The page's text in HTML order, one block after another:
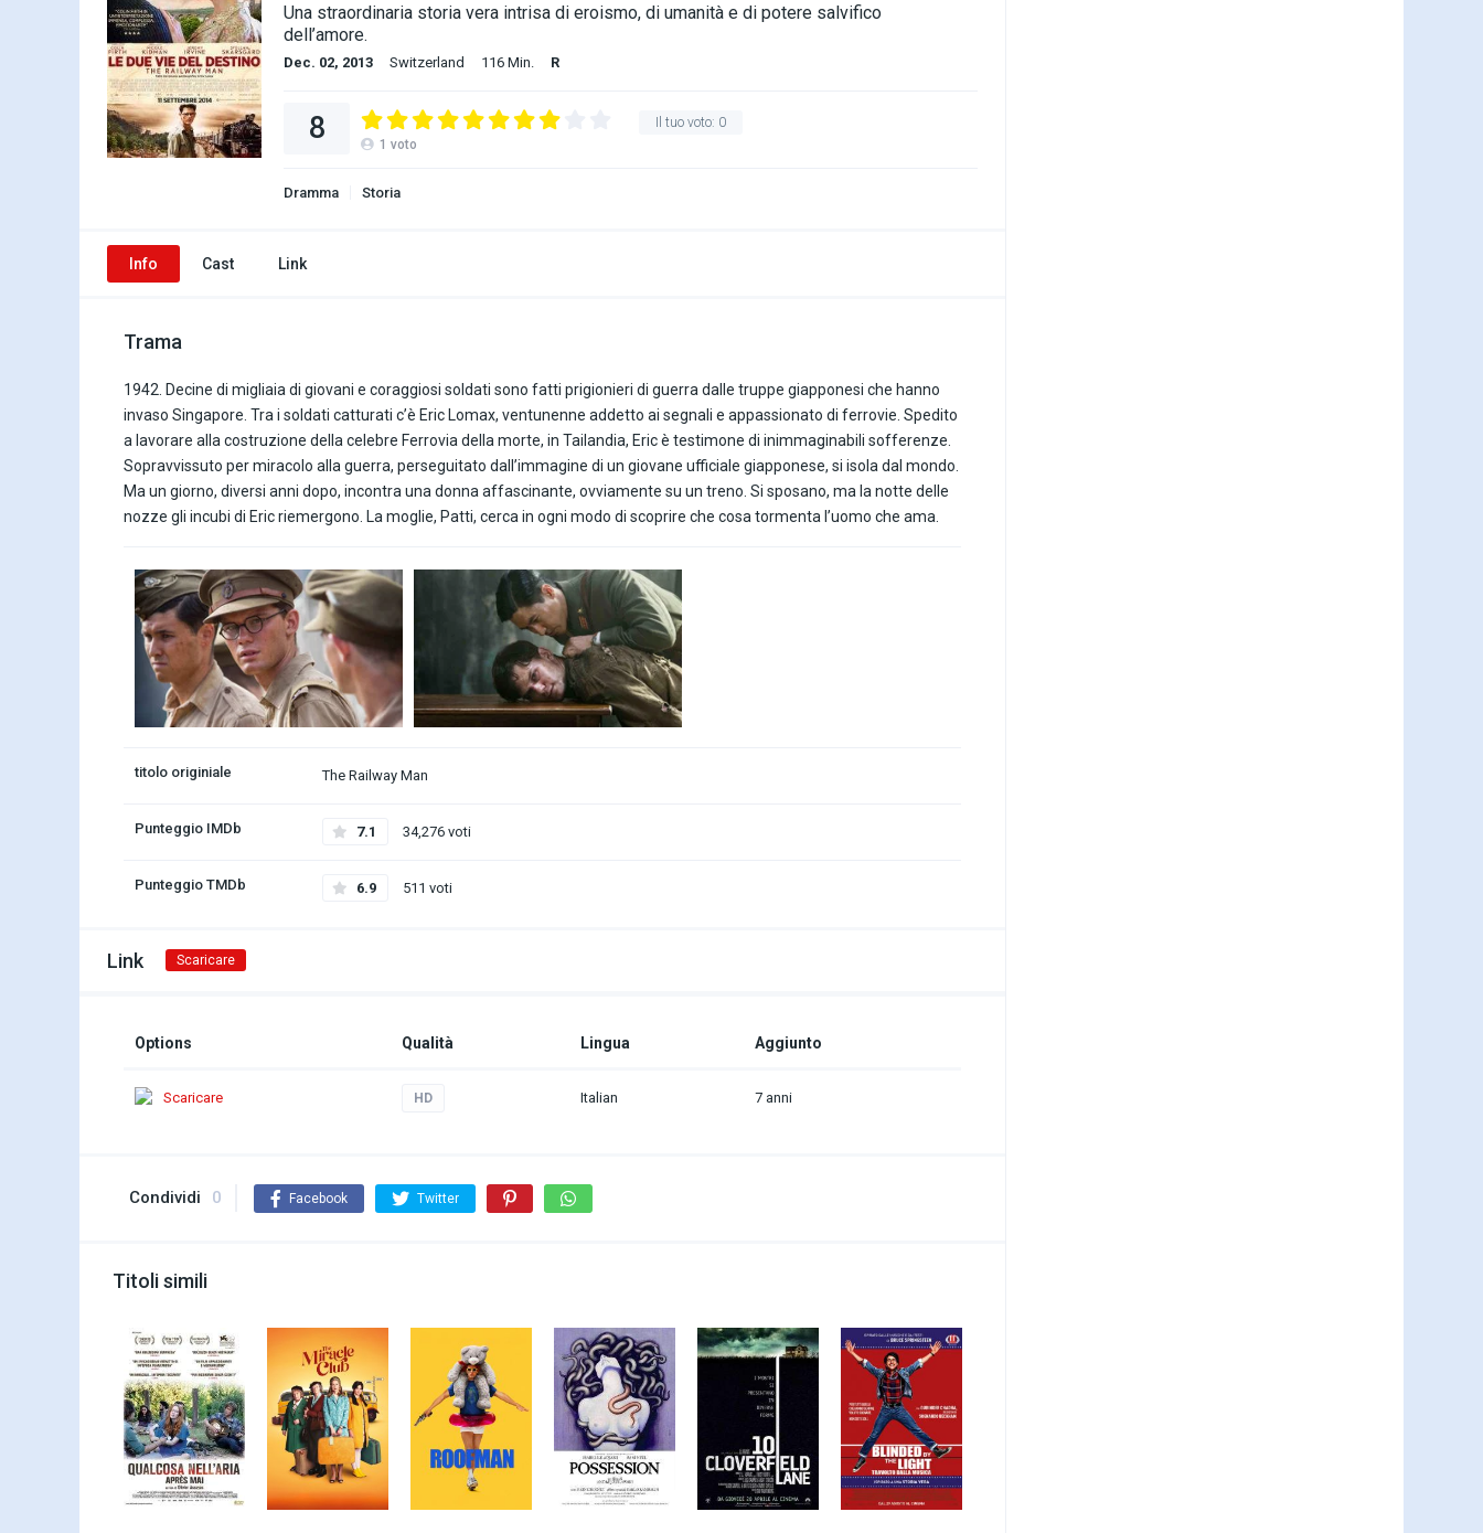
Una straordinaria storia vera intrisa di eroismo, di umanità e di potere salvifico
dell’amore.
Dec. 02, 2013 Switzerland 116 Min. R
Il tuo voto: 0
8 1 voto
Dramma Storia
Info Cast Link
Trama
1942. Decine di migliaia di giovani e coraggiosi soldati sono fatti prigionieri di guerra dalle truppe giapponesi che hanno
invaso Singapore. Tra i soldati catturati c’è Eric Lomax, ventunenne addetto ai segnali e appassionato di ferrovie. Spedito
a lavorare alla costruzione della celebre Ferrovia della morte, in Tailandia, Eric è testimone di inimmaginabili sofferenze.
Sopravvissuto per miracolo alla guerra, perseguitato dall’immagine di un giovane ufficiale giapponese, si isola dal mondo.
Ma un giorno, diversi anni dopo, incontra una donna affascinante, ovviamente su un treno. Si sposano, ma la notte delle
nozze gli incubi di Eric riemergono. La moglie, Patti, cerca in ogni modo di scoprire che cosa tormenta l’uomo che ama.
titolo originiale The Railway Man
Punteggio IMDb 7.1 34,276 voti
Punteggio TMDb 6.9 511 voti
Link Scaricare
Options Qualità Lingua Aggiunto
Scaricare HD Italian 7 anni
Condividi 0 Facebook Twitter
Titoli simili